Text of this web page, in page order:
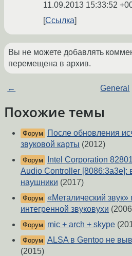
11.09.2013 15:33:52
Ссылка
Вы не можете добавлять
перемещена в архив.
← General
Похожие темы
Форум
После обновления
звуковой карты (2012)
Форум
Intel Corporation
Audio Controller [8086:3a3e]:
наушники (2017)
Форум «Металический звук»
интегренной звуковухи
Форум mic + arch + skype
Форум ALSA в Gentoo не
(2015)